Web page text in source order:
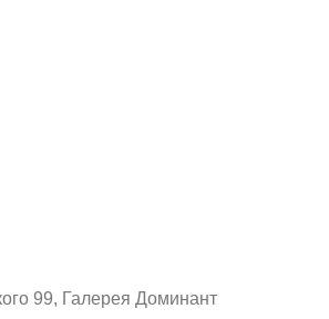
99, Галерея Доминант